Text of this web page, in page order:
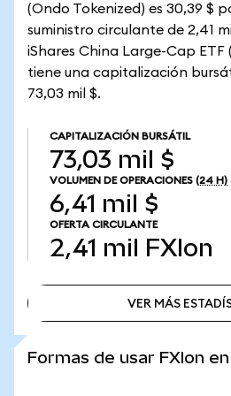
(Ondo Tokenized) es 30,39 $
suministro circulante de 2,41
iShares China Large-Cap ETF
tiene una capitalización
73,03 mil $.
CAPITALIZACIÓN BURSÁTIL
73,03 mil $
VOLUMEN DE OPERACIONES (24 H)
6,41 mil $
OFERTA CIRCULANTE
2,41 mil FXIon
VER MÁS
Formas de usar FXIon